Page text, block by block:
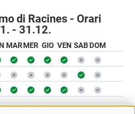
di Racines - Orari
- 31.12.
MARMER GIO VEN SAB DOM